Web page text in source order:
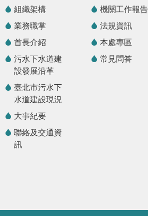
組織架構
業務職掌
首長介紹
污水下水道建
設發展沿革
臺北市污水下
水道建設現況
大事紀要
聯絡及交通資
訊
機關工作報告
法規資訊
本處專區
常見問答